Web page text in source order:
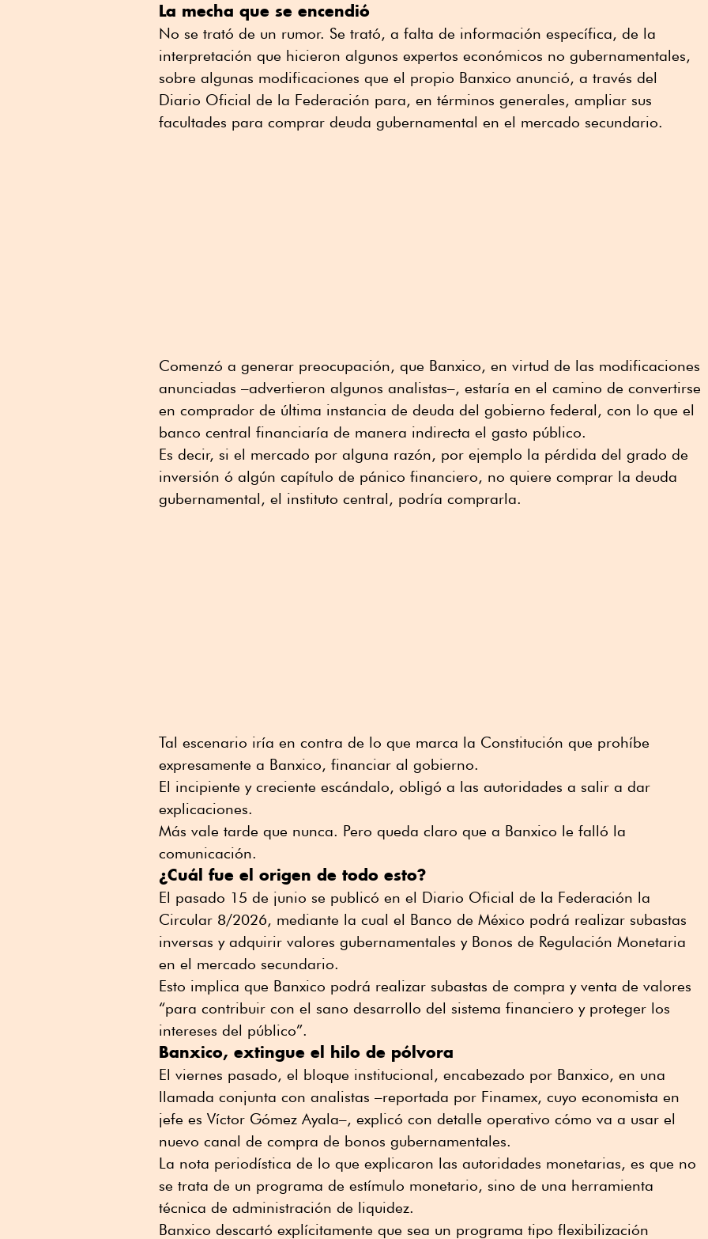
La mecha que se encendió
No se trató de un rumor. Se trató, a falta de información específica, de la
interpretación que hicieron algunos expertos económicos no gubernamentales,
sobre algunas modificaciones que el propio Banxico anunció, a través del
Diario Oficial de la Federación para, en términos generales, ampliar sus
facultades para comprar deuda gubernamental en el mercado secundario.
Comenzó a generar preocupación, que Banxico, en virtud de las modificaciones
anunciadas –advertieron algunos analistas–, estaría en el camino de convertirse
en comprador de última instancia de deuda del gobierno federal, con lo que el
banco central financiaría de manera indirecta el gasto público.
Es decir, si el mercado por alguna razón, por ejemplo la pérdida del grado de
inversión ó algún capítulo de pánico financiero, no quiere comprar la deuda
gubernamental, el instituto central, podría comprarla.
Tal escenario iría en contra de lo que marca la Constitución que prohíbe
expresamente a Banxico, financiar al gobierno.
El incipiente y creciente escándalo, obligó a las autoridades a salir a dar
explicaciones.
Más vale tarde que nunca. Pero queda claro que a Banxico le falló la
comunicación.
¿Cuál fue el origen de todo esto?
El pasado 15 de junio se publicó en el Diario Oficial de la Federación la
Circular 8/2026, mediante la cual el Banco de México podrá realizar subastas
inversas y adquirir valores gubernamentales y Bonos de Regulación Monetaria
en el mercado secundario.
Esto implica que Banxico podrá realizar subastas de compra y venta de valores
“para contribuir con el sano desarrollo del sistema financiero y proteger los
intereses del público”.
Banxico, extingue el hilo de pólvora
El viernes pasado, el bloque institucional, encabezado por Banxico, en una
llamada conjunta con analistas –reportada por Finamex, cuyo economista en
jefe es Víctor Gómez Ayala–, explicó con detalle operativo cómo va a usar el
nuevo canal de compra de bonos gubernamentales.
La nota periodística de lo que explicaron las autoridades monetarias, es que no
se trata de un programa de estímulo monetario, sino de una herramienta
técnica de administración de liquidez.
Banxico descartó explícitamente que sea un programa tipo flexibilización